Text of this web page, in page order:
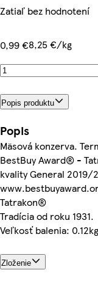
Zatiaľ bez hodnotení
0,99 €8,25 €/kg
Popis produktu
Popis
Mäsová konzerva.
BestBuy Award® -
kvality General 2019/
Tatrakon®
Tradícia od roku 1931.
Veľkosť balenia: 0.12kg
Zloženie